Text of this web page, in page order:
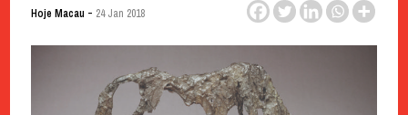
Hoje Macau - 24 Jan 2018